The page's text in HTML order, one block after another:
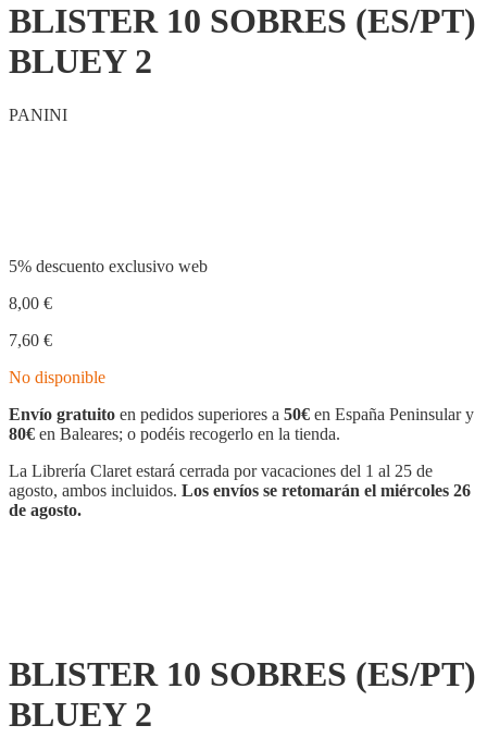
BLISTER 10 SOBRES (ES/PT)
BLUEY 2
PANINI
5% descuento exclusivo web
8,00 €
7,60 €
No disponible
Envío gratuito en pedidos superiores a 50€ en España Peninsular y
80€ en Baleares; o podéis recogerlo en la tienda.
La Librería Claret estará cerrada por vacaciones del 1 al 25 de
agosto, ambos incluidos. Los envíos se retomarán el miércoles 26
de agosto.
BLISTER 10 SOBRES (ES/PT)
BLUEY 2